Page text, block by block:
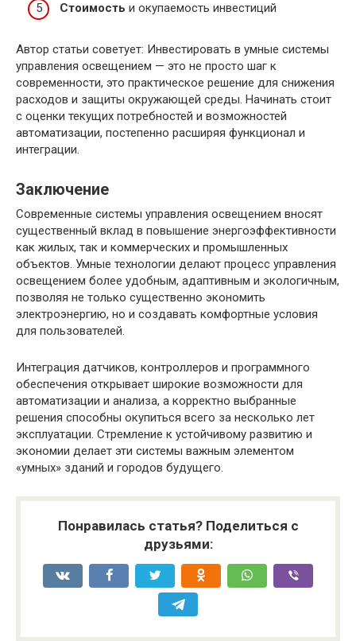
Стоимость и окупаемость инвестиций
Автор статьи советует: Инвестировать в умные системы
управления освещением — это не просто шаг к
современности, это практическое решение для снижения
расходов и защиты окружающей среды. Начинать стоит
с оценки текущих потребностей и возможностей
автоматизации, постепенно расширяя функционал и
интеграции.
Заключение
Современные системы управления освещением вносят
существенный вклад в повышение энергоэффективности
как жилых, так и коммерческих и промышленных
объектов. Умные технологии делают процесс управления
освещением более удобным, адаптивным и экологичным,
позволяя не только существенно экономить
электроэнергию, но и создавать комфортные условия
для пользователей.
Интеграция датчиков, контроллеров и программного
обеспечения открывает широкие возможности для
автоматизации и анализа, а корректно выбранные
решения способны окупиться всего за несколько лет
эксплуатации. Стремление к устойчивому развитию и
экономии делает эти системы важным элементом
«умных» зданий и городов будущего.
Понравилась статья? Поделиться с
друзьями: